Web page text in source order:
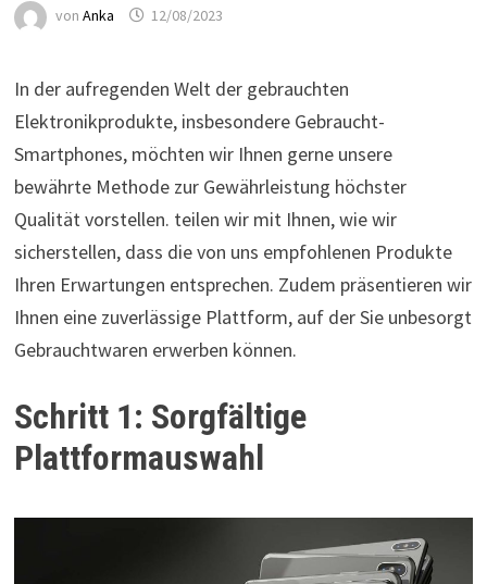
von Anka 12/08/2023
In der aufregenden Welt der gebrauchten
Elektronikprodukte, insbesondere Gebraucht-
Smartphones, möchten wir Ihnen gerne unsere
bewährte Methode zur Gewährleistung höchster
Qualität vorstellen. teilen wir mit Ihnen, wie wir
sicherstellen, dass die von uns empfohlenen Produkte
Ihren Erwartungen entsprechen. Zudem präsentieren wir
Ihnen eine zuverlässige Plattform, auf der Sie unbesorgt
Gebrauchtwaren erwerben können.
Schritt 1: Sorgfältige
Plattformauswahl